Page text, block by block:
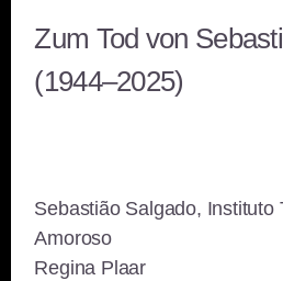
Zum Tod von
(1944–2025)
Sebastião Salgado, Instituto
Amoroso
Regina Plaar